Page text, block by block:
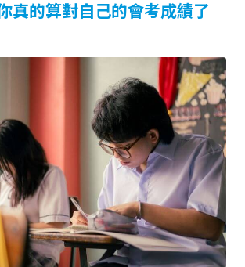
真的算對自己的會考成績了